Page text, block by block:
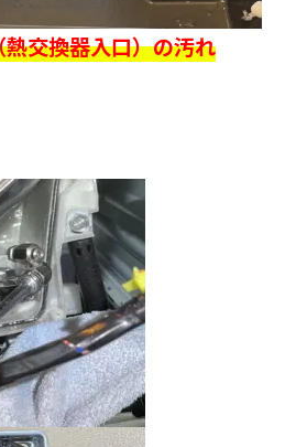
交換器入口）の汚れ